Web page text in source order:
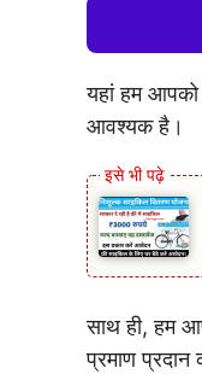
यहां हम आपको
आवश्यक है।
साथ ही, हम
प्रमाण